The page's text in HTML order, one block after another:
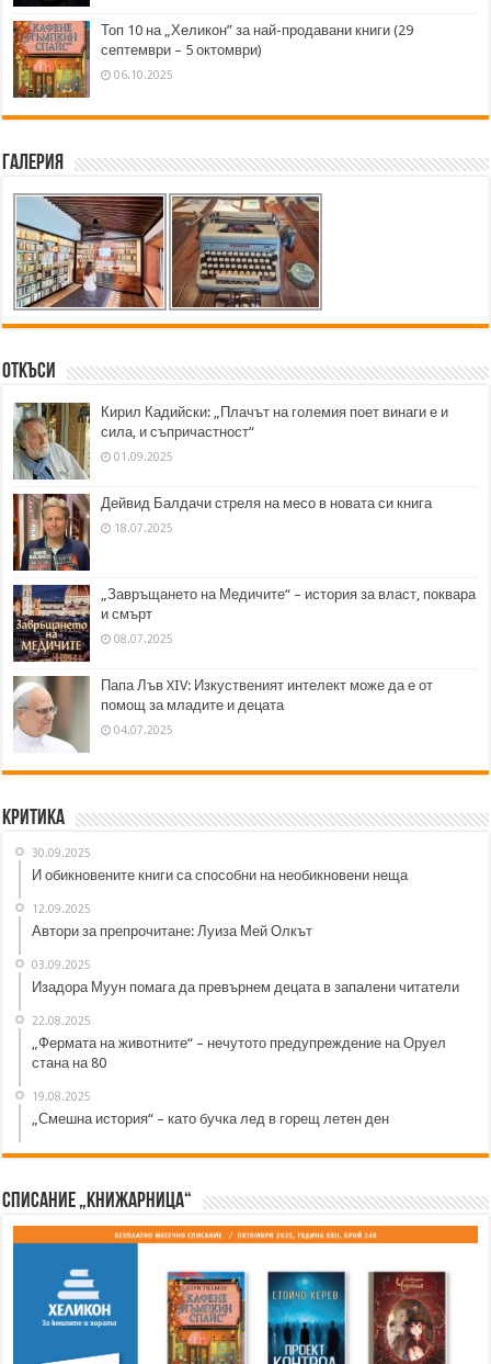
Топ 10 на „Хеликон” за най-продавани книги (29
септември – 5 октомври)
06.10.2025
Галерия
Откъси
Кирил Кадийски: „Плачът на големия поет винаги е и
сила, и съпричастност“
01.09.2025
Дейвид Балдачи стреля на месо в новата си книга
18.07.2025
„Завръщането на Медичите“ – история за власт, поквара
и смърт
08.07.2025
Папа Лъв XIV: Изкуственият интелект може да е от
помощ за младите и децата
04.07.2025
Критика
30.09.2025
И обикновените книги са способни на необикновени неща
12.09.2025
Автори за препрочитане: Луиза Мей Олкът
03.09.2025
Изадора Муун помага да превърнем децата в запалени читатели
22.08.2025
„Фермата на животните“ – нечутото предупреждение на Оруел
стана на 80
19.08.2025
„Смешна история“ – като бучка лед в горещ летен ден
Списание „Книжарница“